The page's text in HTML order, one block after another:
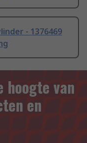
- 1376469
hoogte van
en